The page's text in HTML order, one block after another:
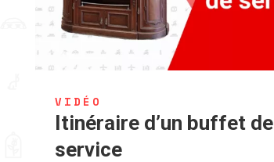
VIDÉO
Itinéraire d’un buffet de
service